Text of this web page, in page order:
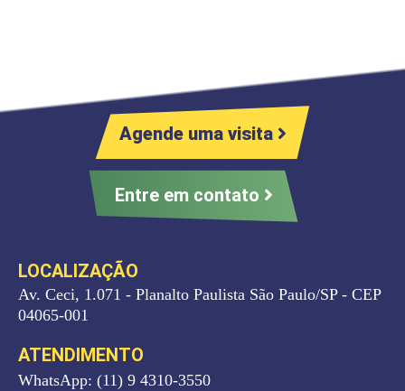
Agende uma visita
Entre em contato
LOCALIZAÇÃO
Av. Ceci, 1.071 - Planalto Paulista São Paulo/SP - CEP
04065-001
ATENDIMENTO
WhatsApp: (11) 9 4310-3550